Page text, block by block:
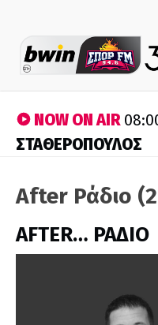
NOW ON AIR
ΣΤΑΘΕΡΟΠΟΥΛΟΣ
After Ράδιο
AFTER… ΡΑΔΙΟ